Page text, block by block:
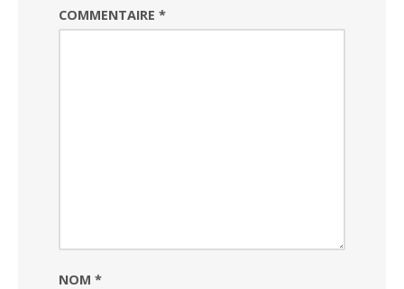
COMMENTAIRE *
NOM *